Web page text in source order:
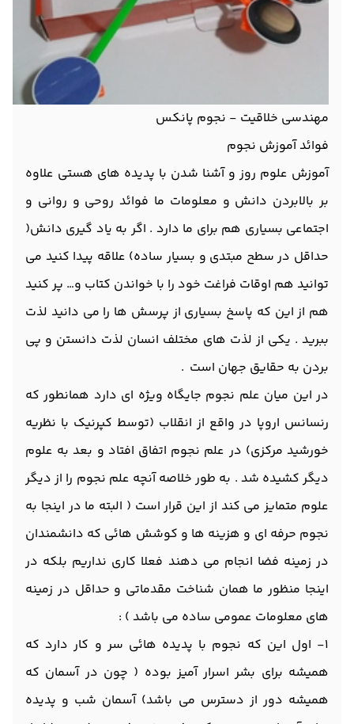
مهندسی خلاقیت - نجوم پانکس
فوائد آموزش نجوم
آموزش علوم روز و آشنا شدن با پدیده های هستی علاوه
بر بالابردن دانش و معلومات ما فوائد روحی و روانی و
اجتماعی بسیاری هم برای ما دارد . اگر به یاد گیری دانش(
حداقل در سطح مبتدی و بسیار ساده) علاقه پیدا کنید می
توانید هم اوقات فراغت خود را با خواندن کتاب و… پر کنید
هم از این که پاسخ بسیاری از پرسش ها را می دانید لذت
ببرید . یکی از لذت های مختلف انسان لذت دانستن و پی
بردن به حقایق جهان است .
در این میان علم نجوم جایگاه ویژه ای دارد همانطور که
رنسانس اروپا در واقع از انقلاب (توسط کپرنیک با نظریه
خورشید مرکزی) در علم نجوم اتفاق افتاد و بعد به علوم
دیگر کشیده شد . به طور خلاصه آنچه علم نجوم را از دیگر
علوم متمایز می کند از این قرار است ( البته ما در اینجا به
نجوم حرفه ای و هزینه ها و کوشش هائی که دانشمندان
در زمینه فضا انجام می دهند فعلا کاری نداریم بلکه در
اینجا منظور ما همان شناخت مقدماتی و حداقل در زمینه
های معلومات عمومی ساده می باشد ) :
۱- اول این که نجوم با پدیده هائی سر و کار دارد که
همیشه برای بشر اسرار آمیز بوده ( چون در آسمان که
همیشه دور از دسترس می باشد) آسمان شب و پدیده